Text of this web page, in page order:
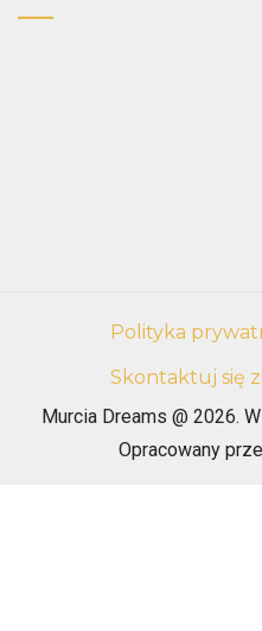
Polityka
Skontaktuj się
Murcia Dreams @ 2026.
Opracowany